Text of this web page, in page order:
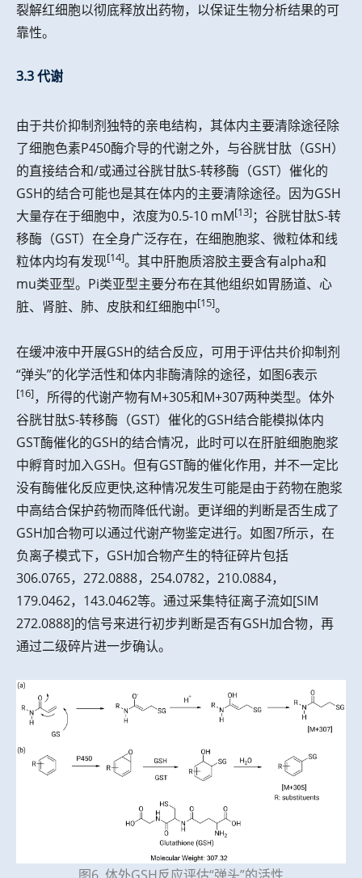
裂解红细胞以彻底释放出药物，以保证生物分析结果的可
靠性。
3.3 代谢
由于共价抑制剂独特的亲电结构，其体内主要清除途径除
了细胞色素P450酶介导的代谢之外，与谷胱甘肽（GSH）
的直接结合和/或通过谷胱甘肽S-转移酶（GST）催化的
GSH的结合可能也是其在体内的主要清除途径。因为GSH
大量存在于细胞中，浓度为0.5-10 mM[13]；谷胱甘肽S-转
移酶（GST）在全身广泛存在，在细胞胞浆、微粒体和线
粒体内均有发现[14]。其中肝胞质溶胶主要含有alpha和
mu类亚型。Pi类亚型主要分布在其他组织如胃肠道、心
脏、肾脏、肺、皮肤和红细胞中[15]。
在缓冲液中开展GSH的结合反应，可用于评估共价抑制剂
“弹头”的化学活性和体内非酶清除的途径，如图6表示
[16]，所得的代谢产物有M+305和M+307两种类型。体外
谷胱甘肽S-转移酶（GST）催化的GSH结合能模拟体内
GST酶催化的GSH的结合情况，此时可以在肝脏细胞胞浆
中孵育时加入GSH。但有GST酶的催化作用，并不一定比
没有酶催化反应更快,这种情况发生可能是由于药物在胞浆
中高结合保护药物而降低代谢。更详细的判断是否生成了
GSH加合物可以通过代谢产物鉴定进行。如图7所示，在
负离子模式下，GSH加合物产生的特征碎片包括
306.0765，272.0888，254.0782，210.0884，
179.0462，143.0462等。通过采集特征离子流如[SIM
272.0888]的信号来进行初步判断是否有GSH加合物，再
通过二级碎片进一步确认。